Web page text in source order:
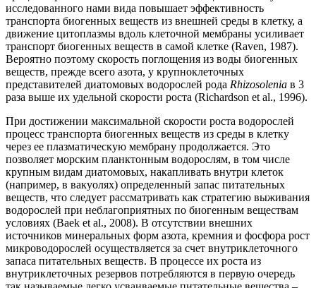
исследованного нами вида повышает эффективность
транспорта биогенных веществ из внешней среды в клетку, а
движение цитоплазмы вдоль клеточной мембраны усиливает
транспорт биогенных веществ в самой клетке (Raven, 1987).
Вероятно поэтому скорость поглощения из воды биогенных
веществ, прежде всего азота, у крупноклеточных
представителей диатомовых водорослей рода Rhizosolenia в 3
раза выше их удельной скорости роста (Richardson et al., 1996).
При достижении максимальной скорости роста водорослей
процесс транспорта биогенных веществ из среды в клетку
через ее плазматическую мембрану продолжается. Это
позволяет морским планктонным водорослям, в том числе
крупным видам диатомовых, накапливать внутри клеток
(например, в вакуолях) определенный запас питательных
веществ, что следует рассматривать как стратегию выживания
водорослей при неблагоприятных по биогенным веществам
условиях (Baek et al., 2008). В отсутствии внешних
источников минеральных форм азота, кремния и фосфора рост
микроводорослей осуществляется за счет внутриклеточного
запаса питательных веществ. В процессе их роста из
внутриклеточных резервов потребляются в первую очередь